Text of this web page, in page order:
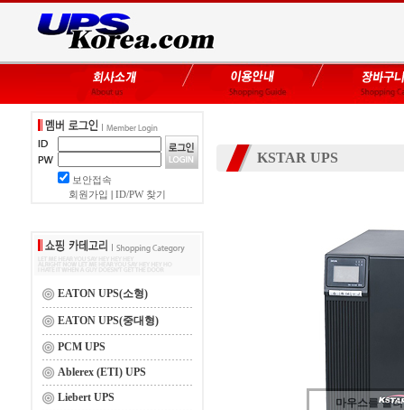
보안접속
회원가입
ID/PW 찾기
EATON UPS(소형)
EATON UPS(중대형)
PCM UPS
Ablerex (ETI) UPS
Liebert UPS
KSTAR UPS
마우스를 올